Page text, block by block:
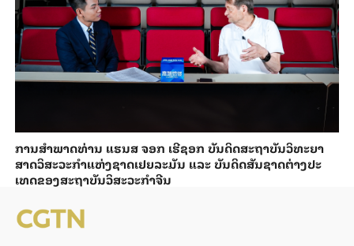
ການ​ສຳ​ພາດ​ທ່ານ ແຮນ​ສ ຈອກ ເຮີ​ຊອກ ​ບັນ​ດິດ​ສະ​ຖາ​ບັນວິ​ທະ​ຍາ​
ສາດວິ​ສະ​ວະ​ກຳ​ແຫ່ງ​ຊາດ​ເຢຍ​ລະ​ມັນ ແລະ ບັນ​ດິດ​ສັນ​ຊາດ​ຕ່າງ​ປະ​
ເທດ​ຂອງສະ​ຖາ​ບັນ​ວິ​ສະ​ວະ​ກຳ​ຈີນ